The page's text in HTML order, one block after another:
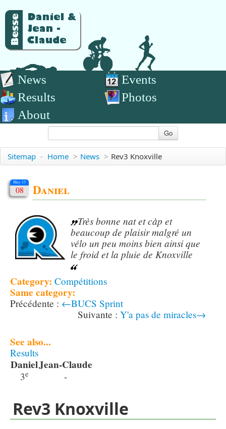
News
Events
Results
Photos
About
Go
Sitemap - Home > News > Rev3 Knoxville
May 13
08 Daniel
Très bonne nat et càp et
beaucoup de plaisir malgré un
vélo un peu moins bien ainsi que
le froid et la pluie de Knoxville
Category: Compétitions
Same category:
←BUCS Sprint
Y'a pas de miracles→
See also...
Results
DanielJean-Claude
3e -
Rev3 Knoxville